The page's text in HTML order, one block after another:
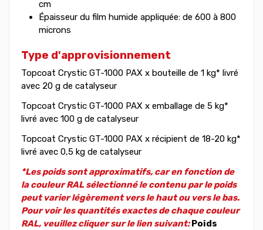
cm
Épaisseur du film humide appliquée: de 600 à 800
microns
Type d'approvisionnement
Topcoat Crystic GT-1000 PAX x bouteille de 1 kg* livré
avec 20 g de catalyseur
Topcoat Crystic GT-1000 PAX x emballage de 5 kg*
livré avec 100 g de catalyseur
Topcoat Crystic GT-1000 PAX x récipient de 18-20 kg*
livré avec 0,5 kg de catalyseur
*Les poids sont approximatifs, car en fonction de
la couleur RAL sélectionné le contenu par le poids
peut varier légèrement vers le haut ou vers le bas.
Pour voir les quantités exactes de chaque couleur
RAL, veuillez cliquer sur le lien suivant:Poids